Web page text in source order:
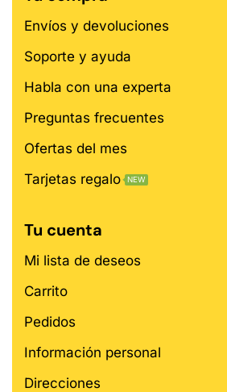
Envíos y devoluciones
Soporte y ayuda
Habla con una experta
Preguntas frecuentes
Ofertas del mes
Tarjetas regalo
NEW
Tu cuenta
Mi lista de deseos
Carrito
Pedidos
Información personal
Direcciones